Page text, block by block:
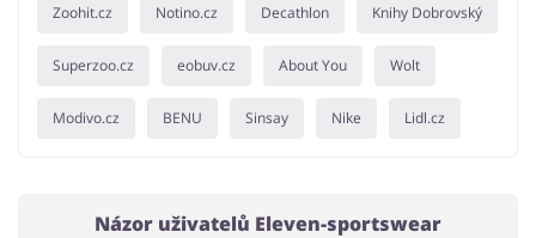
Zoohit.cz Notino.cz Decathlon Knihy Dobrovský
Superzoo.cz eobuv.cz About You Wolt
Modivo.cz BENU Sinsay Nike Lidl.cz
Názor uživatelů Eleven-sportswear